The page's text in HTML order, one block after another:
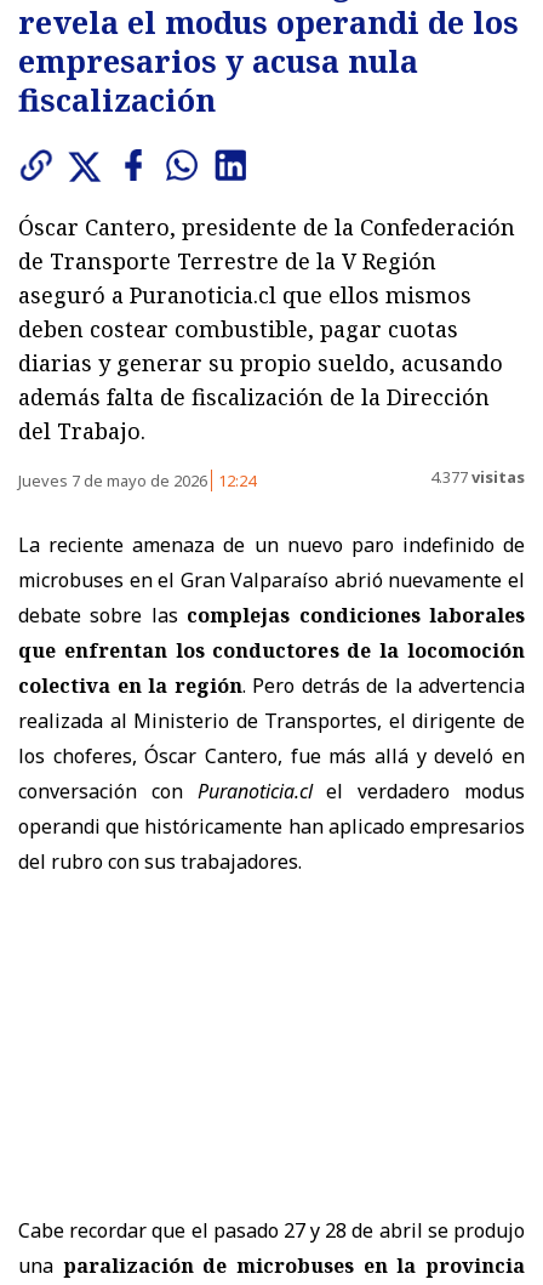
revela el modus operandi de los
empresarios y acusa nula
fiscalización
Óscar Cantero, presidente de la Confederación
de Transporte Terrestre de la V Región
aseguró a Puranoticia.cl que ellos mismos
deben costear combustible, pagar cuotas
diarias y generar su propio sueldo, acusando
además falta de fiscalización de la Dirección
del Trabajo.
Jueves 7 de mayo de 2026 12:24 4.377visitas
La reciente amenaza de un nuevo paro indefinido de
microbuses en el Gran Valparaíso abrió nuevamente el
debate sobre las complejas condiciones laborales
que enfrentan los conductores de la locomoción
colectiva en la región. Pero detrás de la advertencia
realizada al Ministerio de Transportes, el dirigente de
los choferes, Óscar Cantero, fue más allá y develó en
conversación con Puranoticia.clel verdadero modus
operandi que históricamente han aplicado empresarios
del rubro con sus trabajadores.
Cabe recordar que el pasado 27 y 28 de abril se produjo
una paralización de microbuses en la provincia